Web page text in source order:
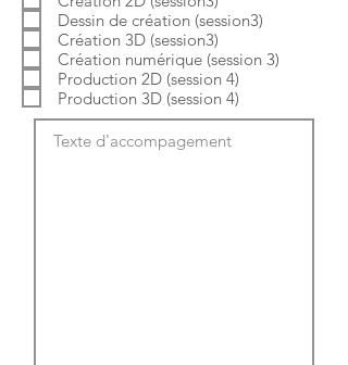
Dessin de création (session3)
Création 3D (session3)
Création numérique (session 3)
Production 2D (session 4)
Production 3D (session 4)
Texte d'accompagement